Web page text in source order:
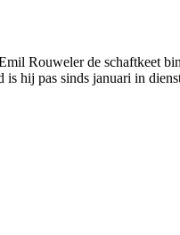
Rouweler de schaftkeet
hij pas sinds januari in